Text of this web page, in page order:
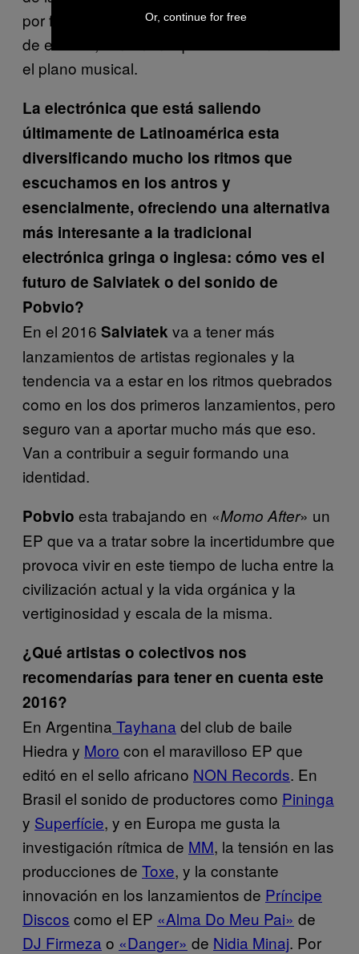
por fuera del foco de atención y no es objeto
de estudio, fenómeno que sucede no solo en
el plano musical.
La electrónica que está saliendo
últimamente de Latinoamérica esta
diversificando mucho los ritmos que
escuchamos en los antros y
esencialmente, ofreciendo una alternativa
más interesante a la tradicional
electrónica gringa o inglesa: cómo ves el
futuro de Salviatek o del sonido de
Pobvio?
En el 2016 Salviatek va a tener más
lanzamientos de artistas regionales y la
tendencia va a estar en los ritmos quebrados
como en los dos primeros lanzamientos, pero
seguro van a aportar mucho más que eso.
Van a contribuir a seguir formando una
identidad.
Pobvio esta trabajando en «Momo After» un
EP que va a tratar sobre la incertidumbre que
provoca vivir en este tiempo de lucha entre la
civilización actual y la vida orgánica y la
vertiginosidad y escala de la misma.
¿Qué artistas o colectivos nos
recomendarías para tener en cuenta este
2016?
En Argentina Tayhana del club de baile
Hiedra y Moro con el maravilloso EP que
editó en el sello africano NON Records. En
Brasil el sonido de productores como Pininga
y Superfície, y en Europa me gusta la
investigación rítmica de MM, la tensión en las
producciones de Toxe, y la constante
innovación en los lanzamientos de Príncipe
Discos como el EP «Alma Do Meu Pai» de
DJ Firmeza o «Danger» de Nidia Minaj. Por
Or, continue for free